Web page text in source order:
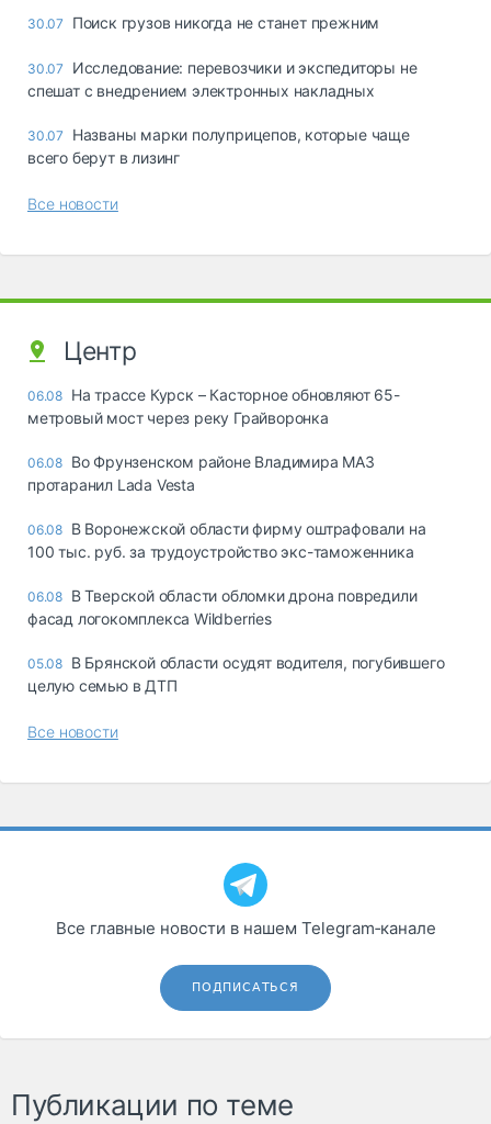
30.07 Поиск грузов никогда не станет прежним
30.07
Исследование: перевозчики и экспедиторы не
спешат с внедрением электронных накладных
30.07
Названы марки полуприцепов, которые чаще
всего берут в лизинг
Все новости
Центр
06.08 На трассе Курск – Касторное обновляют 65-
метровый мост через реку Грайворонка
06.08 Во Фрунзенском районе Владимира МАЗ
протаранил Lada Vesta
06.08 В Воронежской области фирму оштрафовали на
100 тыс. руб. за трудоустройство экс-таможенника
06.08 В Тверской области обломки дрона повредили
фасад логокомплекса Wildberries
05.08 В Брянской области осудят водителя, погубившего
целую семью в ДТП
Все новости
Все главные новости в нашем Telegram‑канале
ПОДПИСАТЬСЯ
Публикации по теме